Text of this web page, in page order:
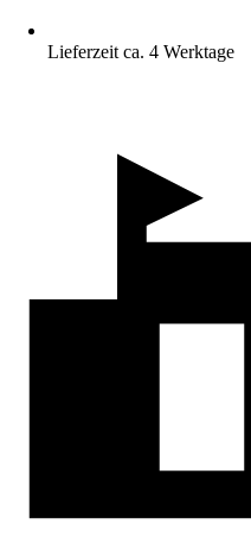
Lieferzeit ca. 4 Werktage